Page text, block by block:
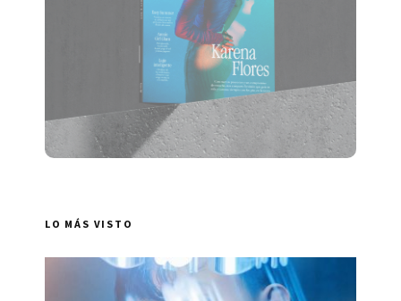
LO MÁS VISTO